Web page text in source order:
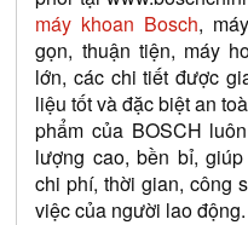
máy khoan Bosch,
gọn, thuận tiện, máy
lớn, các chi tiết được
liệu tốt và đặc biệt an
phẩm của BOSCH
lượng cao, bền bỉ,
chi phí, thời gian, công
việc của người lao động.